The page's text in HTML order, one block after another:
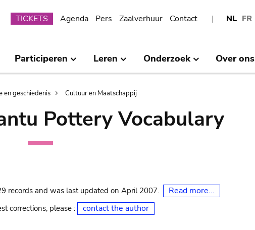
NL FR
Submenu
TICKETS Agenda Pers Zaalverhuur Contact
Participeren Leren Onderzoek Over ons
geschiedenis Cultuur en Maatschappij
Pottery Vocabulary
records and was last updated on April 2007. Read more...
corrections, please : contact the author